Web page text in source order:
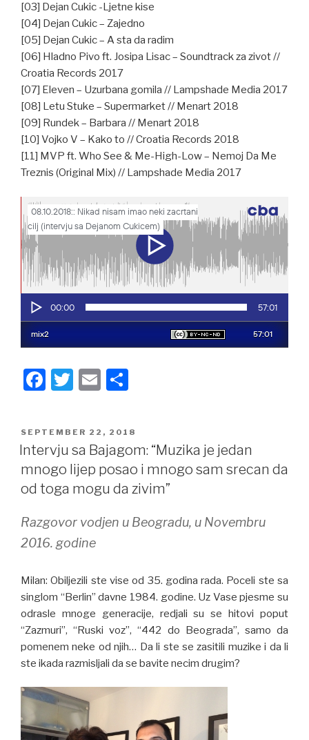
[03] Dejan Cukic -Ljetne kise
[04] Dejan Cukic – Zajedno
[05] Dejan Cukic – A sta da radim
[06] Hladno Pivo ft. Josipa Lisac – Soundtrack za zivot //
Croatia Records 2017
[07] Eleven – Uzurbana gomila // Lampshade Media 2017
[08] Letu Stuke – Supermarket // Menart 2018
[09] Rundek – Barbara // Menart 2018
[10] Vojko V – Kako to // Croatia Records 2018
[11] MVP ft. Who See & Me-High-Low – Nemoj Da Me
Treznis (Original Mix) // Lampshade Media 2017
F
c
e
b
o
k
T
tt
er
E
ail ar
e
POSTED
ON
SEPTEMBER 22, 2018
Intervju sa Bajagom: “Muzika je jedan
mnogo lijep posao i mnogo sam srecan da
od toga mogu da zivim”
Razgovor vodjen u Beogradu, u Novembru
2016. godine
Milan: Obiljezili ste vise od 35. godina rada. Poceli ste sa
singlom “Berlin” davne 1984. godine. Uz Vase pjesme su
odrasle mnoge generacije, redjali su se hitovi poput
“Zazmuri”, “Ruski voz”, “442 do Beograda”, samo da
pomenem neke od njih… Da li ste se zasitili muzike i da li
ste ikada razmisljali da se bavite necim drugim?